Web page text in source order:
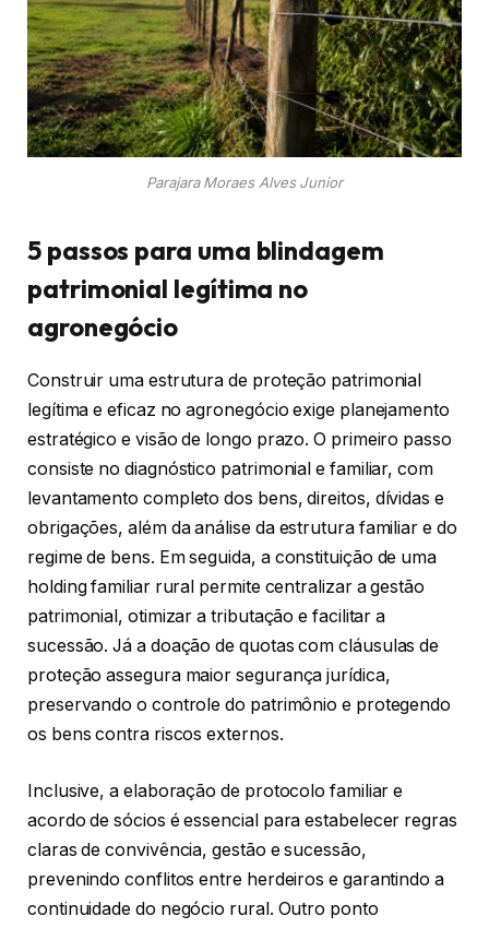
Parajara Moraes Alves Junior
5 passos para uma blindagem
patrimonial legítima no
agronegócio
Construir uma estrutura de proteção patrimonial
legítima e eficaz no agronegócio exige planejamento
estratégico e visão de longo prazo. O primeiro passo
consiste no diagnóstico patrimonial e familiar, com
levantamento completo dos bens, direitos, dívidas e
obrigações, além da análise da estrutura familiar e do
regime de bens. Em seguida, a constituição de uma
holding familiar rural permite centralizar a gestão
patrimonial, otimizar a tributação e facilitar a
sucessão. Já a doação de quotas com cláusulas de
proteção assegura maior segurança jurídica,
preservando o controle do patrimônio e protegendo
os bens contra riscos externos.
Inclusive, a elaboração de protocolo familiar e
acordo de sócios é essencial para estabelecer regras
claras de convivência, gestão e sucessão,
prevenindo conflitos entre herdeiros e garantindo a
continuidade do negócio rural. Outro ponto